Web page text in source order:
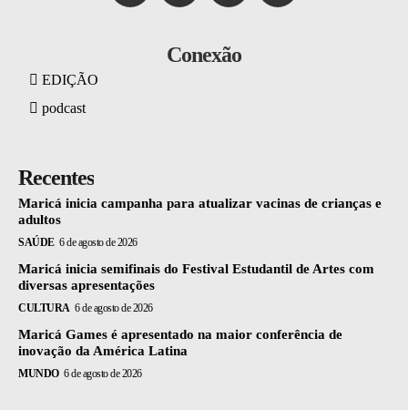
Conexão
EDIÇÃO
podcast
Recentes
Maricá inicia campanha para atualizar vacinas de crianças e
adultos
SAÚDE 6 de agosto de 2026
Maricá inicia semifinais do Festival Estudantil de Artes com
diversas apresentações
CULTURA 6 de agosto de 2026
Maricá Games é apresentado na maior conferência de
inovação da América Latina
MUNDO 6 de agosto de 2026